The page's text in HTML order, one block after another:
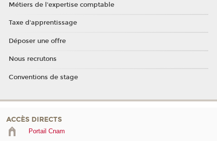
Métiers de l'expertise comptable
Taxe d'apprentissage
Déposer une offre
Nous recrutons
Conventions de stage
ACCÈS DIRECTS
Portail Cnam